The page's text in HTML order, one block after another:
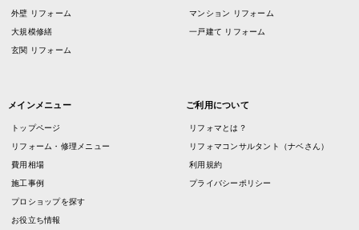
外壁 リフォーム
大規模修繕
玄関 リフォーム
マンション リフォーム
一戸建て リフォーム
メインメニュー
トップページ
リフォーム・修理メニュー
費用相場
施工事例
プロショップを探す
お役立ち情報
ご利用について
リフォマとは？
リフォマコンサルタント（ナベさん）
利用規約
プライバシーポリシー